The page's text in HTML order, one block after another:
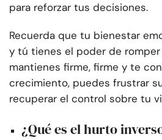
para reforzar tus decisiones.
Recuerda que tu bienestar
y tú tienes el poder de romper
mantienes firme, firme y te
crecimiento, puedes frustrar
recuperar el control sobre tu
¿Qué es el hurto